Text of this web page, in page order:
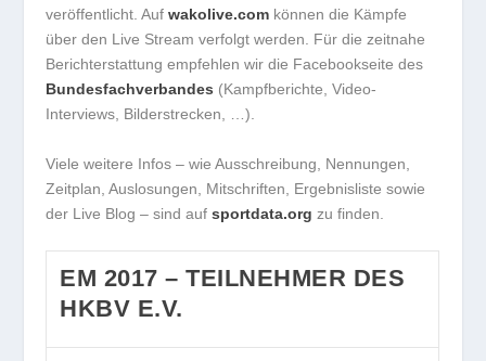
veröffentlicht. Aufwakolive.com können die Kämpfe
über den Live Stream verfolgt werden. Für die zeitnahe
Berichterstattung empfehlen wir die Facebookseite des
Bundesfachverbandes (Kampfberichte, Video-
Interviews, Bilderstrecken, …).
Viele weitere Infos – wie Ausschreibung, Nennungen,
Zeitplan, Auslosungen, Mitschriften, Ergebnisliste sowie
der Live Blog – sind aufsportdata.org zu finden.
EM 2017 – TEILNEHMER DES
HKBV E.V.